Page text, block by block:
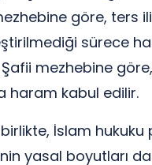
göre, ters
sürece
mezhebine
haram kabul edilir.
İslam
yasal boyutları